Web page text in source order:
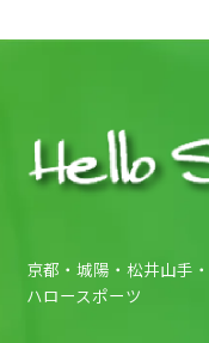
京都・城陽・松井山手
ハロースポーツ